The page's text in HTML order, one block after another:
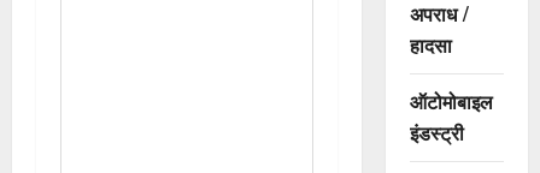
अपराध /
हादसा
ऑटोमोबाइल
इंडस्ट्री